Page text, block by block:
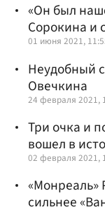
«Он был
Сорокина и
01 июня 2021,
Неудобный
Овечкина
24 февраля 2021,
Три очка и
вошел в
02 февраля 2021,
«Монреаль»
сильнее